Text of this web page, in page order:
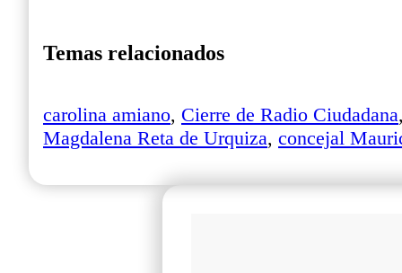
Temas relacionados
carolina amiano, Cierre de Radio Ciudadana
Magdalena Reta de Urquiza, concejal